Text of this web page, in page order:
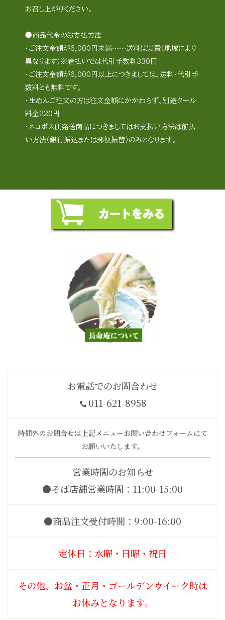
お召し上がりください。
●商品代金のお支払方法
・ご注文金額が6,000円未満……送料は実費（地域により
異なります）※着払いでは代引手数料330円
・ご注文金額が6,000円以上につきましては、送料・代引手
数料とも無料です。
・生めんご注文の方は注文金額にかかわらず、別途クール
料金220円
・ネコポス便発送商品につきましてはお支払い方法は前払
い方法（銀行振込または郵便振替）のみとなります。
お電話でのお問合わせ
011-621-8958
時間外のお問合せは上記メニューお問い合わせフォームにて
お願いいたします。
営業時間のお知らせ
●そば店舗営業時間：11:00-15:00
●商品注文受付時間：9:00-16:00
定休日：水曜・日曜・祝日
その他、お盆・正月・ゴールデンウイーク時は
お休みとなります。